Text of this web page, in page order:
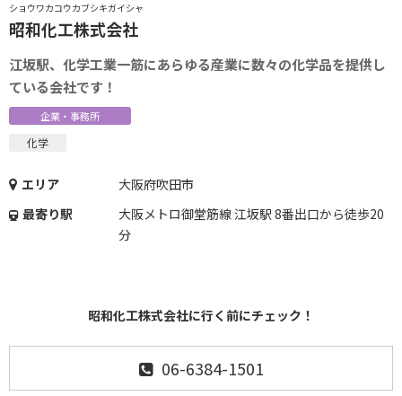
ショウワカコウカブシキガイシャ
昭和化工株式会社
江坂駅、化学工業一筋にあらゆる産業に数々の化学品を提供し
ている会社です！
企業・事務所
化学
エリア
大阪府吹田市
最寄り駅
大阪メトロ御堂筋線 江坂駅 8番出口から徒歩20
分
昭和化工株式会社に行く前にチェック！
06-6384-1501